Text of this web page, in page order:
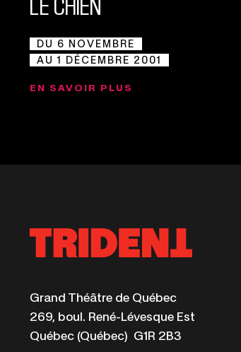
LE CHIEN
DU 6 NOVEMBRE
AU 1 DÉCEMBRE 2001
EN SAVOIR PLUS
Grand Théâtre de QuébecCe
lien
s'ouvrira
269, boul. René-Lévesque Est
Québec (Québec) G1R 2B3